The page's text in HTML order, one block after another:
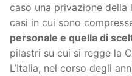
caso una privazione della
casi in cui sono
personale e quella di
pilastri su cui si regge la
L’Italia, nel corso degli